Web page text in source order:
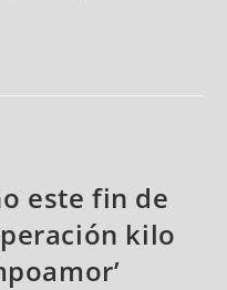
este fin de
kilo